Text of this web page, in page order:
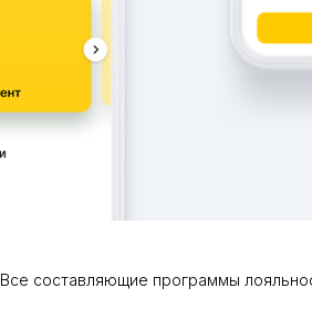
Все составляющие программы